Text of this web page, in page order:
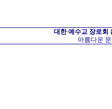
대한 예수교 장로회
아름다운